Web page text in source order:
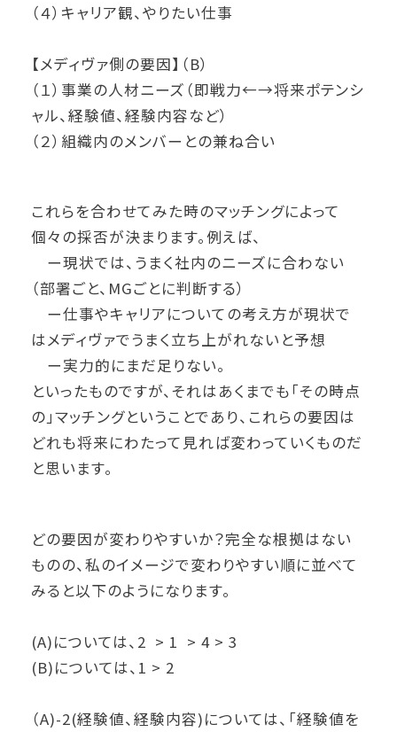
（４）キャリア観、やりたい仕事
【メディヴァ側の要因】（B）
（１）事業の人材ニーズ（即戦力←→将来ポテンシ
ャル、経験値、経験内容など）
（２）組織内のメンバーとの兼ね合い
これらを合わせてみた時のマッチングによって
個々の採否が決まります。例えば、
ー現状では、うまく社内のニーズに合わない
（部署ごと、MGごとに判断する）
ー仕事やキャリアについての考え方が現状で
はメディヴァでうまく立ち上がれないと予想
ー実力的にまだ足りない。
といったものですが、それはあくまでも「その時点
の」マッチングということであり、これらの要因は
どれも将来にわたって見れば変わっていくものだ
と思います。
どの要因が変わりやすいか？完全な根拠はない
ものの、私のイメージで変わりやすい順に並べて
みると以下のようになります。
(A)については、2 > 1 > 4 > 3
(B)については、1 > 2
（A)-2(経験値、経験内容)については、「経験値を